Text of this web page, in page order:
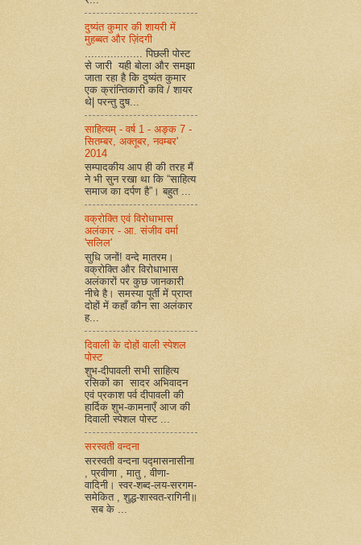
दुष्यंत कुमार की शायरी में
मुहब्बत और ज़िंदगी
.................. पिछली पोस्ट
से जारी यही बोला और समझा
जाता रहा है कि दुष्यंत कुमार
एक क्रांन्तिकारी कवि / शायर
थे| परन्तु दुष...
साहित्यम् - वर्ष 1 - अङ्क 7 -
सितम्बर, अक्तूबर, नवम्बर'
2014
सम्पादकीय आप ही की तरह मैं
ने भी सुन रखा था कि “साहित्य
समाज का दर्पण है”। बहुत ...
वक्रोक्ति एवं विरोधाभास
अलंकार - आ. संजीव वर्मा
'सलिल'
सुधि जनों! वन्दे मातरम।
वक्रोक्ति और विरोधाभास
अलंकारों पर कुछ जानकारी
नीचे है। समस्या पूर्ती में प्राप्त
दोहों में कहाँ कौन सा अलंकार
ह...
दिवाली के दोहों वाली स्पेशल
पोस्ट
शुभ-दीपावली सभी साहित्य
रसिकों का सादर अभिवादन
एवं प्रकाश पर्व दीपावली की
हार्दिक शुभ-कामनाएँ आज की
दिवाली स्पेशल पोस्ट ...
सरस्वती वन्दना
सरस्वती वन्दना पद्मासनासीना
, प्रवीणा , मातु , वीणा-
वादिनी। स्वर-शब्द-लय-सरगम-
समेकित , शुद्ध-शास्वत-रागिनी॥
सब के ...